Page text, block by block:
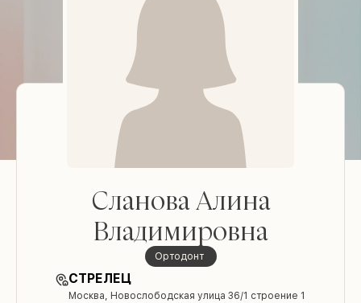
Сланова Алина
Владимировна
Ортодонт
СТРЕЛЕЦ
Москва, Новослободская улица 36/1 строение 1